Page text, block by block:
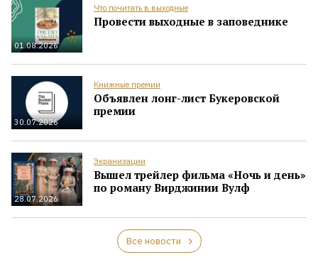
01.08.2026
Что почитать в выходные
Провести выходные в заповеднике
30.07.2026
Книжные премии
Объявлен лонг-лист Букеровской
премии
28.07.2026
Экранизации
Вышел трейлер фильма «Ночь и день»
по роману Вирджинии Вулф
Все новости